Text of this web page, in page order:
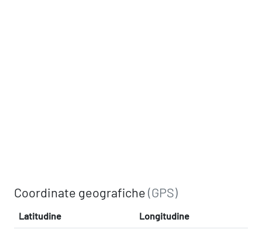
Coordinate geografiche(GPS)
Latitudine Longitudine